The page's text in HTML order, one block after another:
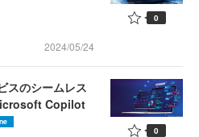
2024/05/24
0
スのシームレス
Copilot
0